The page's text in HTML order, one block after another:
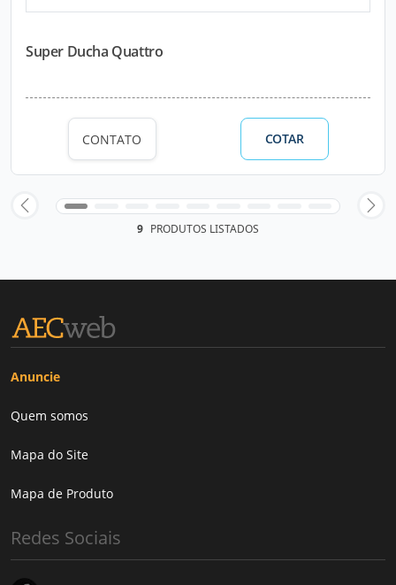
Super Ducha Quattro
CONTATO COTAR
9 PRODUTOS LISTADOS
Anuncie
Quem somos
Mapa do Site
Mapa de Produto
Redes Sociais